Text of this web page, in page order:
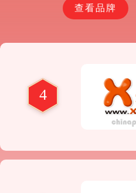
2012年4月成立，是专业从事移动APP
电商的创新型企业
查看品牌
4